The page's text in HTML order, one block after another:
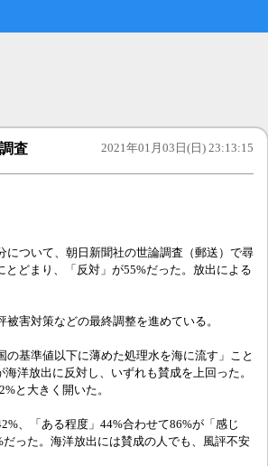
2021年01月03日(日) 23:13:15
調査
ついて、朝日新聞社の世論調査（郵送）で尋
どまり、「反対」が55%だった。放出による
害対策などの最終調整を進めている。
基準値以下に薄めた処理水を海に流す」こと
洋放出に反対し、いずれも賛成を上回った。
と大きく開いた。
、「ある程度」44%合わせて86%が「感じ
った。海洋放出には賛成の人でも、風評不安